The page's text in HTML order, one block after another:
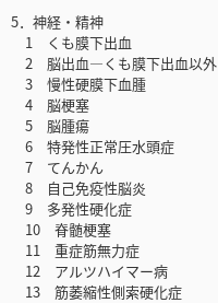
5．神経・精神
1 くも膜下出血
2 脳出血―くも膜下出血以外
3 慢性硬膜下血腫
4 脳梗塞
5 脳腫瘍
6 特発性正常圧水頭症
7 てんかん
8 自己免疫性脳炎
9 多発性硬化症
10 脊髄梗塞
11 重症筋無力症
12 アルツハイマー病
13 筋萎縮性側索硬化症